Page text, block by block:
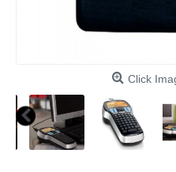
Click